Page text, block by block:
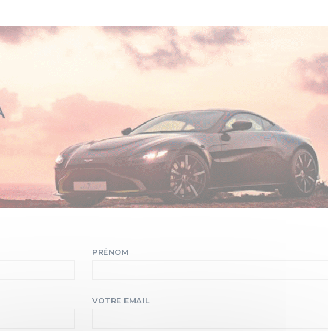
PRÉNOM
VOTRE EMAIL